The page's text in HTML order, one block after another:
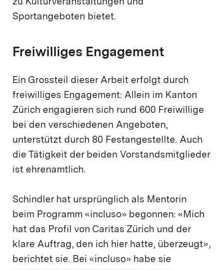
zu Kulturveranstaltungen und
Sportangeboten bietet.
Freiwilliges Engagement
Ein Grossteil dieser Arbeit erfolgt durch
freiwilliges Engagement: Allein im Kanton
Zürich engagieren sich rund 600 Freiwillige
bei den verschiedenen Angeboten,
unterstützt durch 80 Festangestellte. Auch
die Tätigkeit der beiden Vorstandsmitglieder
ist ehrenamtlich.
Schindler hat ursprünglich als Mentorin
beim Programm «incluso» begonnen: «Mich
hat das Profil von Caritas Zürich und der
klare Auftrag, den ich hier hatte, überzeugt»,
berichtet sie. Bei «incluso» habe sie